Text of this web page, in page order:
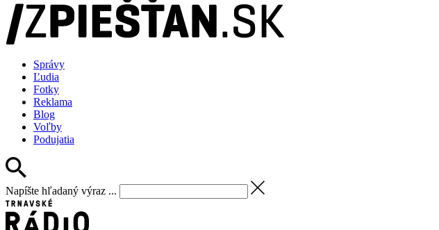
Správy
Ľudia
Fotky
Reklama
Blog
Voľby
Podujatia
Napíšte hľadaný výraz ...